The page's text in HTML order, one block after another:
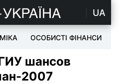
UA
ОСОБИСТІ ФІНАНСИ
шансов
2007